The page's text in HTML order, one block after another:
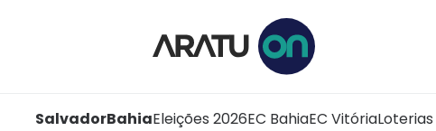
SalvadorBahiaEleições 2026EC BahiaEC VitóriaLoterias